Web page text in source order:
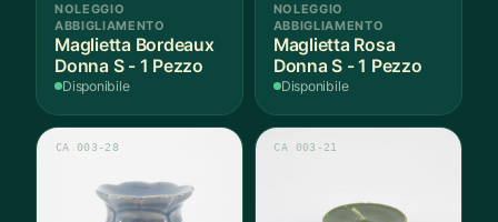
NOLEGGIO
ABBIGLIAMENTO
Maglietta Bordeaux
Donna S - 1 Pezzo
Disponibile
NOLEGGIO
ABBIGLIAMENTO
Maglietta Rosa
Donna S - 1 Pezzo
Disponibile
CA 003-28 CA 003-21